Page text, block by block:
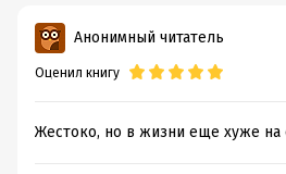
Анонимный читатель
Оценил книгу
Жестоко, но в жизни еще хуже на